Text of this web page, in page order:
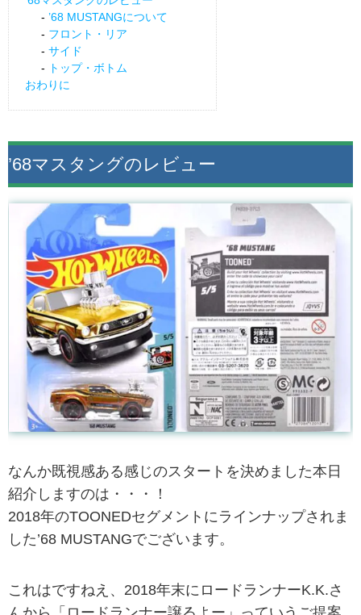
’68 MUSTANGについて
フロント・リア
サイド
トップ・ボトム
おわりに
’68マスタングのレビュー
なんか既視感ある感じのスタートを決めました本日
紹介しますのは・・・！
2018年のTOONEDセグメントにラインナップされま
した’68 MUSTANGでございます。
これはですねえ、2018年末にロードランナーK.K.さ